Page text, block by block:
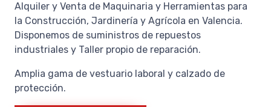
Alquiler y Venta de Maquinaria y Herramientas para
la Construcción, Jardinería y Agrícola en Valencia.
Disponemos de suministros de repuestos
industriales y Taller propio de reparación.
Amplia gama de vestuario laboral y calzado de
protección.